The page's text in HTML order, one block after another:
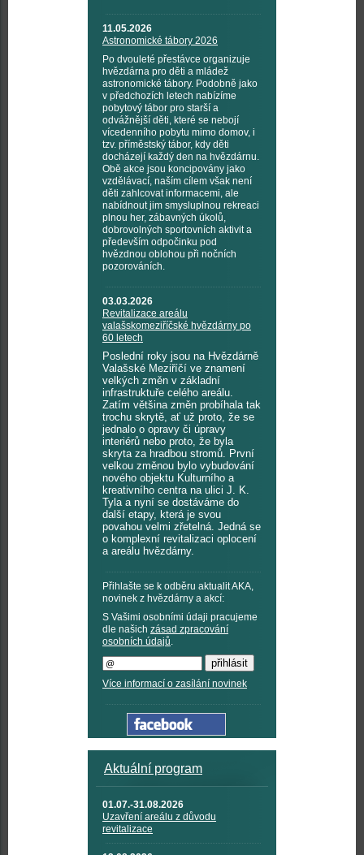
11.05.2026
Astronomické tábory 2026
Po dvouleté přestávce organizuje
hvězdárna pro děti a mládež
astronomické tábory. Podobně jako
v předchozích letech nabízíme
pobytový tábor pro starší a
odvážnější děti, které se nebojí
vícedenního pobytu mimo domov, i
tzv. příměstský tábor, kdy děti
docházejí každý den na hvězdárnu.
Obě akce jsou koncipovány jako
vzdělávací, naším cílem však není
děti zahlcovat informacemi, ale
nabídnout jim smysluplnou rekreaci
plnou her, zábavných úkolů,
dobrovolných sportovních aktivit a
především odpočinku pod
hvězdnou oblohou při nočních
pozorováních.
03.03.2026
Revitalizace areálu
valašskomeziříčské hvězdárny po
60 letech
Poslední roky jsou na Hvězdárně
Valašské Meziříčí ve znamení
velkých změn v základní
infrastruktuře celého areálu.
Zatím většina změn probíhala tak
trochu skrytě, ať už proto, že se
jednalo o opravy či úpravy
interiérů nebo proto, že byla
skryta za hradbou stromů. První
velkou změnou bylo vybudování
nového objektu Kulturního a
kreativního centra na ulici J. K.
Tyla a nyní se dostáváme do
další etapy, která je svou
povahou velmi zřetelná. Jedná se
o komplexní revitalizaci oplocení
a areálu hvězdárny.
Přihlašte se k odběru aktualit AKA,
novinek z hvězdárny a akcí:
S Vašimi osobními údaji pracujeme
dle našich zásad zpracování
osobních údajů.
Více informací o zasílání novinek
Aktuální program
01.07.-31.08.2026
Uzavření areálu z důvodu
revitalizace